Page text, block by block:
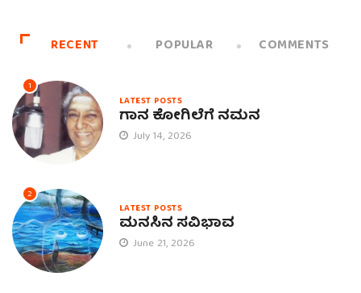
RECENT POPULAR COMMENTS
1
LATEST POSTS
ಗಾನ ಕೋಗಿಲೆಗೆ ನಮನ
July 14, 2026
2
LATEST POSTS
ಮನಸಿನ ಸವಿಭಾವ
June 21, 2026